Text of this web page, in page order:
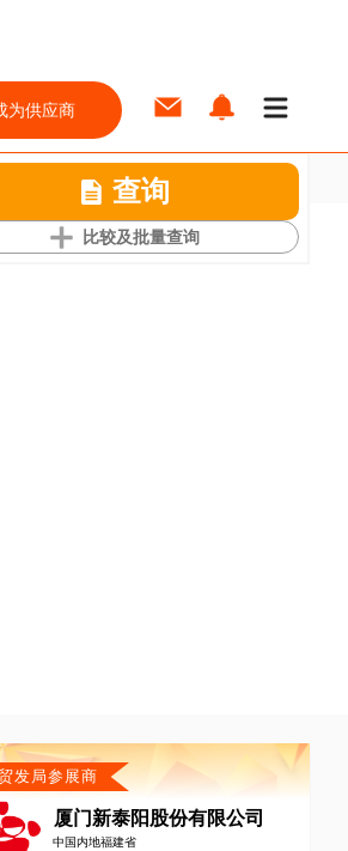
为供应商
查询
比较及批量查询
发局参展商
厦门新泰阳股份有限公司
中国内地福建省